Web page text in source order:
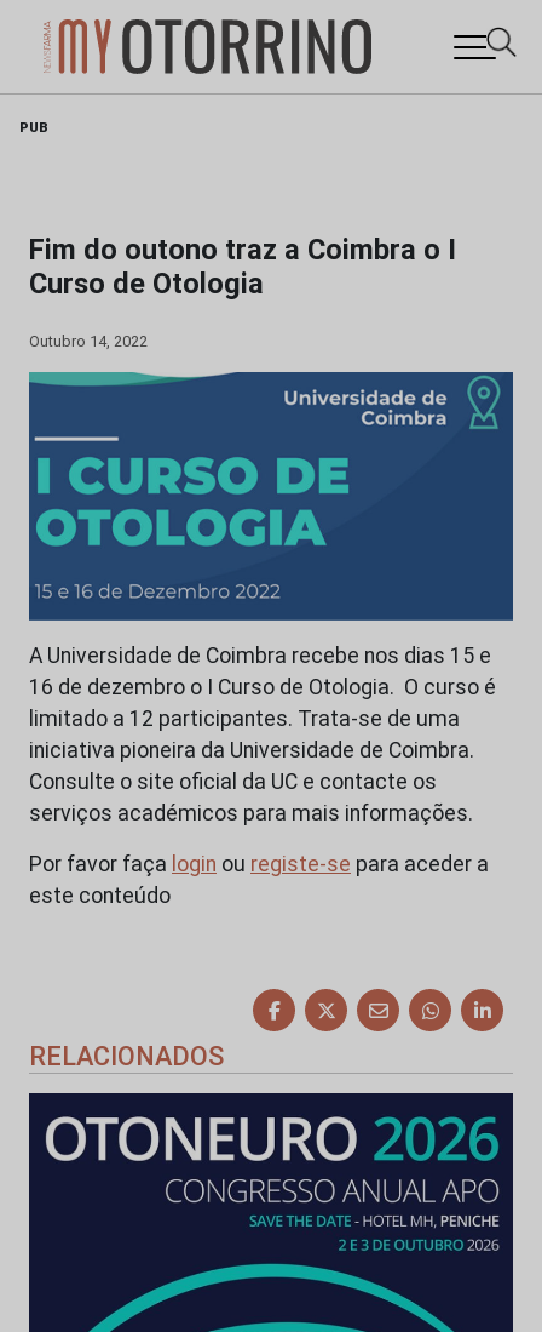
PUB
Fim do outono traz a Coimbra o I
Curso de Otologia
Outubro 14, 2022
A Universidade de Coimbra recebe nos dias 15 e
16 de dezembro o I Curso de Otologia. O curso é
limitado a 12 participantes. Trata-se de uma
iniciativa pioneira da Universidade de Coimbra.
Consulte o site oficial da UC e contacte os
serviços académicos para mais informações.
Por favor faça login ou registe-se para aceder a
este conteúdo
RELACIONADOS